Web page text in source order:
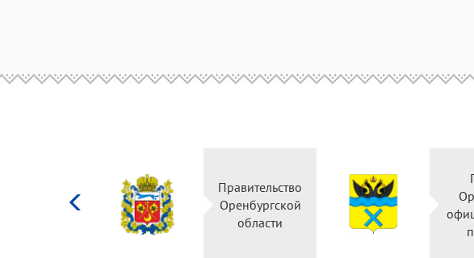
Правительство
Оренбургской
области